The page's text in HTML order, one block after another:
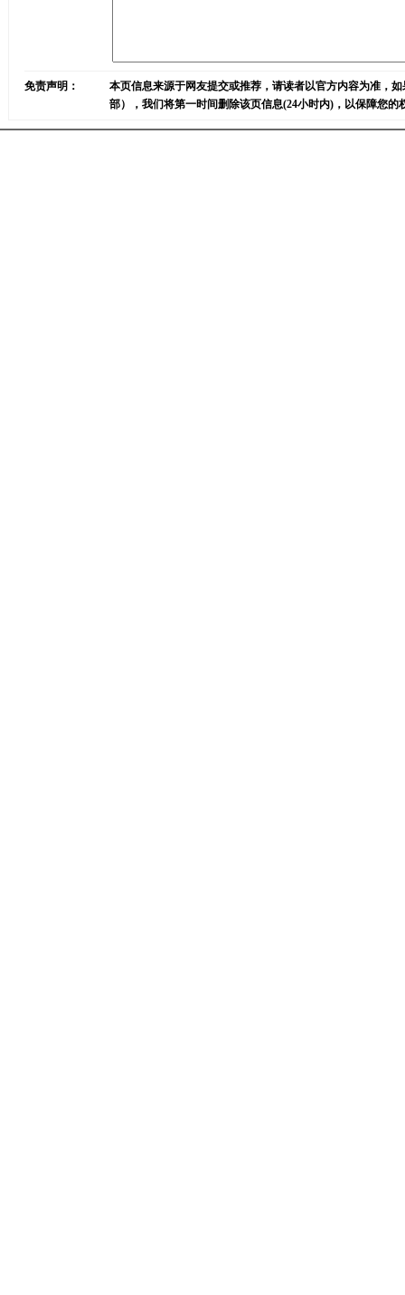
免责声明：
本页信息来源于网友提交或推荐，请读者以官方内容为准，
部），我们将第一时间删除该页信息(24小时内)，以保障您的